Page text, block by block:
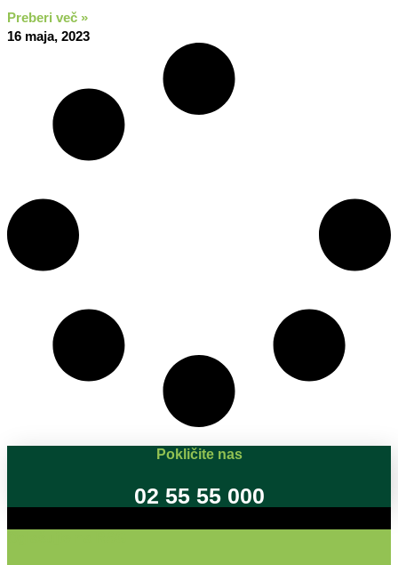
Preberi več »
16 maja, 2023
Pokličite nas
02 55 55 000